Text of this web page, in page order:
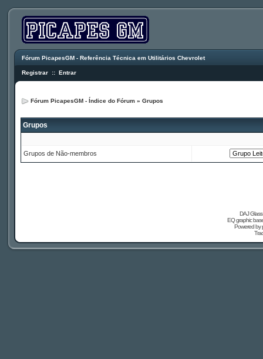
Fórum PicapesGM - Referência Técnica em Utilitários Chevrolet
Registrar :: Entrar
Fórum PicapesGM - Índice do Fórum » Grupos
Grupos
Grupos de Não-membros
DAJ
EQ graphic
Powered by